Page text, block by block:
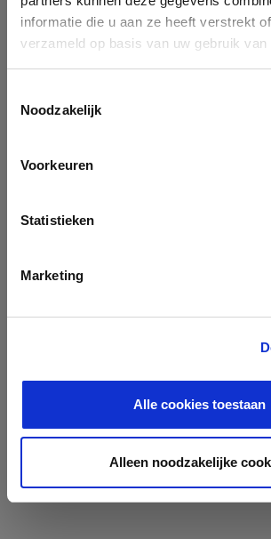
informatie die u aan ze heeft verstrekt
verzameld op basis van uw gebruik
Noodzakelijk
Voorkeuren
Statistieken
Marketing
Alle cookies toestaan
Alleen noodzakelijke
Ok